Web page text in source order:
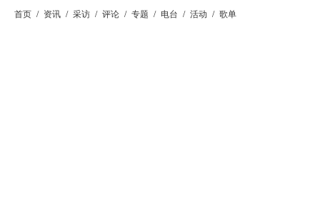
首页 / 资讯 / 采访 / 评论 / 专题 / 电台 / 活动 / 歌单